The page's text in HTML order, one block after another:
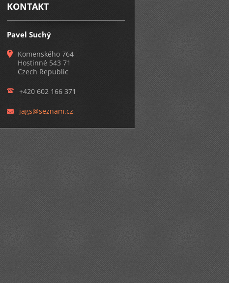
KONTAKT
Pavel Suchý
Komenského 764
Hostinné 543 71
Czech Republic
+420 602 166 371
jags@seznam.cz